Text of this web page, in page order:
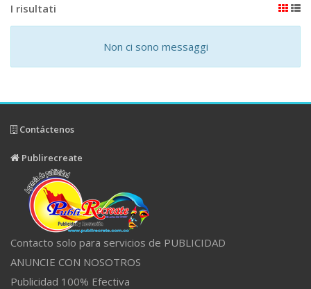
I risultati
Non ci sono messaggi
Contáctenos
Publirecreate
Contacto solo para servicios de PUBLICIDAD
ANUNCIE CON NOSOTROS
Publicidad 100% Efectiva